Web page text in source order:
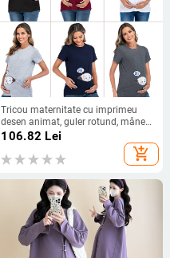
Tricou maternitate cu imprimeu
desen animat, guler rotund, mâneci
scurte, bumbac 80%, Vara 2023, stil
106.82 Lei
add_shopping_cart